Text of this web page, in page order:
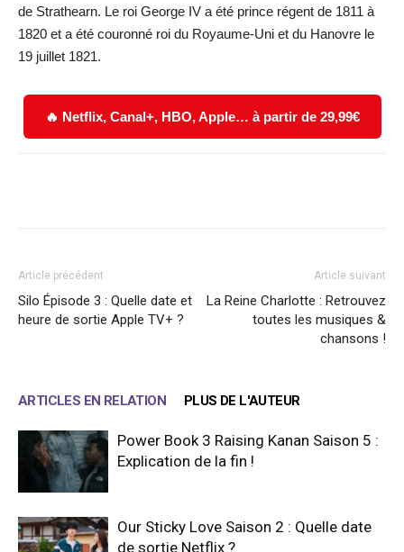
de Strathearn. Le roi George IV a été prince régent de 1811 à
1820 et a été couronné roi du Royaume-Uni et du Hanovre le
19 juillet 1821.
🔥 Netflix, Canal+, HBO, Apple… à partir de 29,99€
Article précédent
Silo Épisode 3 : Quelle date et
heure de sortie Apple TV+ ?
Article suivant
La Reine Charlotte : Retrouvez
toutes les musiques &
chansons !
ARTICLES EN RELATION PLUS DE L'AUTEUR
Power Book 3 Raising Kanan Saison 5 :
Explication de la fin !
Our Sticky Love Saison 2 : Quelle date
de sortie Netflix ?